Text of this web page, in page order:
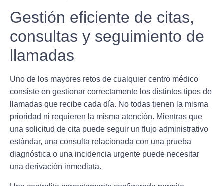
Gestión eficiente de citas,
consultas y seguimiento de
llamadas
Uno de los mayores retos de cualquier centro médico
consiste en gestionar correctamente los distintos tipos de
llamadas que recibe cada día. No todas tienen la misma
prioridad ni requieren la misma atención. Mientras que
una solicitud de cita puede seguir un flujo administrativo
estándar, una consulta relacionada con una prueba
diagnóstica o una incidencia urgente puede necesitar
una derivación inmediata.